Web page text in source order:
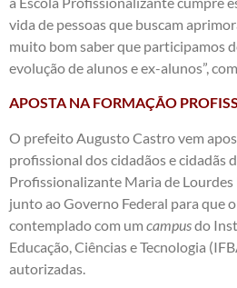
vida de pessoas que buscam
muito bom saber que participamos
evolução de alunos e ex-alunos”,
APOSTA NA FORMAÇÃO
O prefeito Augusto Castro vem
profissional dos cidadãos e cidadãs
Profissionalizante Maria de
junto ao Governo Federal para que
contemplado com um campusdo
Educação, Ciências e Tecnologia
autorizadas.